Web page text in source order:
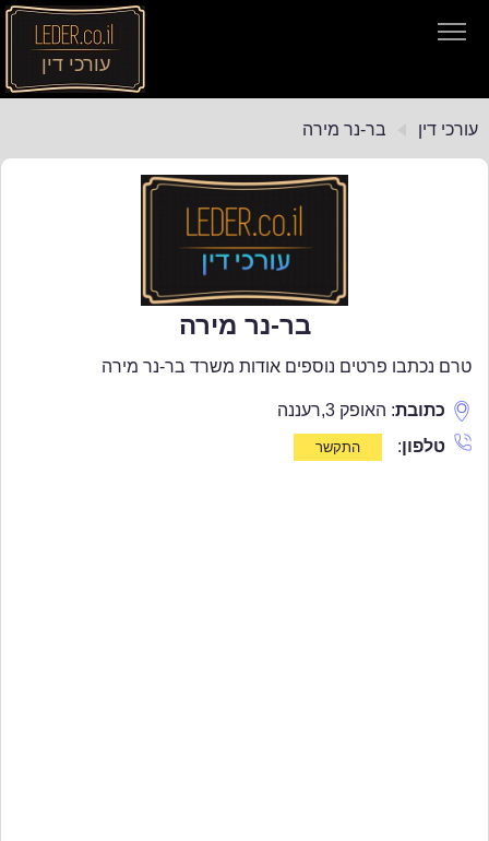
עורכי דין
עורכי דין
עורכי דין בר-נר מירה
בר-נר מירה
טרם נכתבו פרטים נוספים אודות משרד בר-נר מירה
כתובת: האופק 3 ,רעננה
טלפון: